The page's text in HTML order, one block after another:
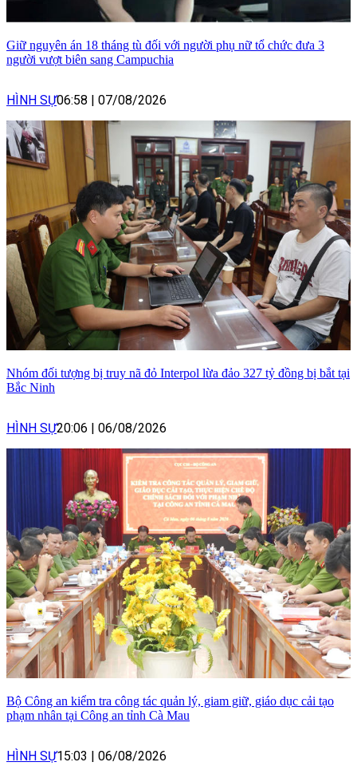
Giữ nguyên án 18 tháng tù đối với người phụ nữ tổ chức đưa 3
người vượt biên sang Campuchia
HÌNH SỰ06:58 07/08/2026
Nhóm đối tượng bị truy nã đỏ Interpol lừa đảo 327 tỷ đồng bị bắt tại
Bắc Ninh
HÌNH SỰ20:06 06/08/2026
Bộ Công an kiểm tra công tác quản lý, giam giữ, giáo dục cải tạo
phạm nhân tại Công an tỉnh Cà Mau
HÌNH SỰ15:03 06/08/2026